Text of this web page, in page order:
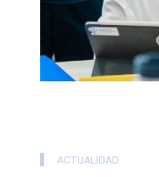
ACTUALIDAD